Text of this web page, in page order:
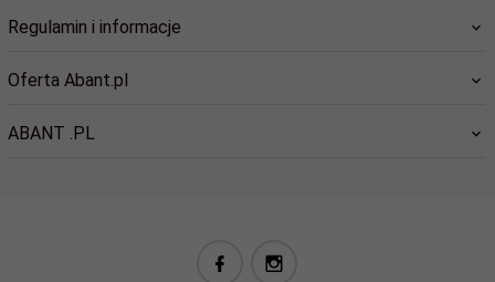
Regulamin i informacje
Oferta Abant.pl
ABANT .PL